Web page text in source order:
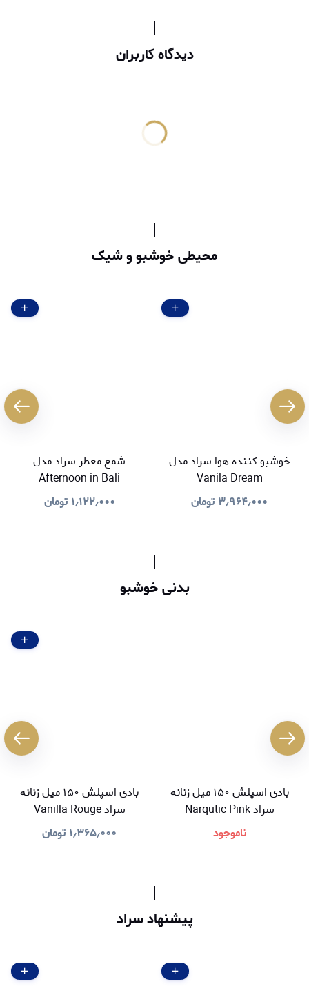
دیدگاه کاربران
محیطی خوشبو و شیک
خوشبو کننده هوا سراد مدل
Vanila Dream
۳٫۹۶۴٫۰۰۰ تومان
شمع معطر سراد مدل
Afternoon in Bali
۱٫۱۲۲٫۰۰۰ تومان
بدنی خوشبو
بادی اسپلش ۱۵۰ میل زنانه
سراد Narqutic Pink
ناموجود
بادی اسپلش ۱۵۰ میل زنانه
سراد Vanilla Rouge
۱٫۳۶۵٫۰۰۰ تومان
پیشنهاد سراد